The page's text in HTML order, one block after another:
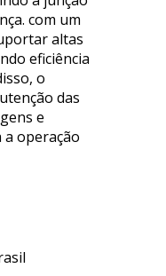
com um
altas
eficiência
o
das
e
operação